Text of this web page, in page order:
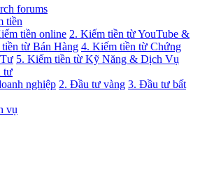
forums
tiền
tiền online 2. Kiếm tiền từ YouTube &
từ Bán Hàng 4. Kiếm tiền từ Chứng
5. Kiếm tiền từ Kỹ Năng & Dịch Vụ
tư
nghiệp 2. Đầu tư vàng 3. Đầu tư bất
vụ